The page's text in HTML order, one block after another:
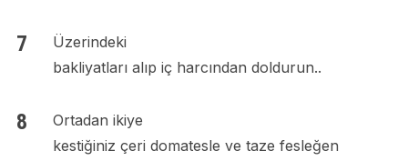
Üzerindeki
bakliyatları alıp iç harcından doldurun..
Ortadan ikiye
kestiğiniz çeri domatesle ve taze fesleğen